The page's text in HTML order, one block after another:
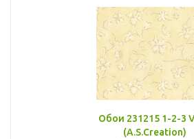
Обои 231215 1-2-3
(A.S.Creation)